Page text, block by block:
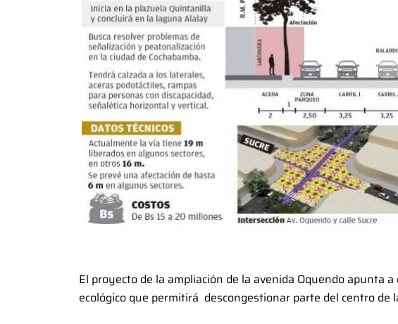
El proyecto de la ampliación de la avenida Oquendo apunta
ecológico que permitirá descongestionar parte del centro de